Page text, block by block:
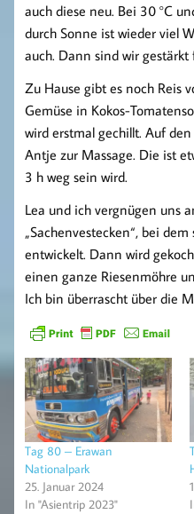
auch diese neu. Bei 30 °C
durch Sonne ist wieder viel
auch. Dann sind wir
Zu Hause gibt es noch Reis
Gemüse in Kokos-
wird erstmal gechillt. Auf
Antje zur Massage. Die ist
3 h weg sein wird.
Lea und ich vergnügen uns
„Sachenvestecken“, bei
entwickelt. Dann wird
einen ganze Riesenmöhre
Ich bin überrascht über die
Tag 80 – Erawan
Nationalpark
25. Januar 2024
In "Asientrip 2023"